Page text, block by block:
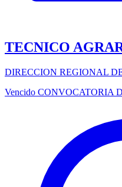
TECNICO
DIRECCION REGIONAL
Vencido CONVOCATORIA